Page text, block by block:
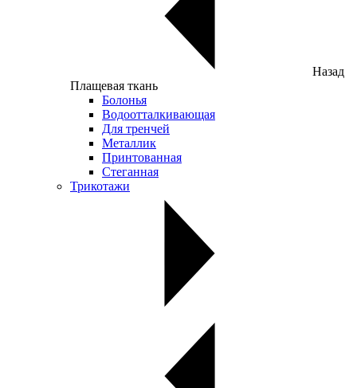
Назад
Плащевая ткань
Болонья
Водоотталкивающая
Для тренчей
Металлик
Принтованная
Стеганная
Трикотажи